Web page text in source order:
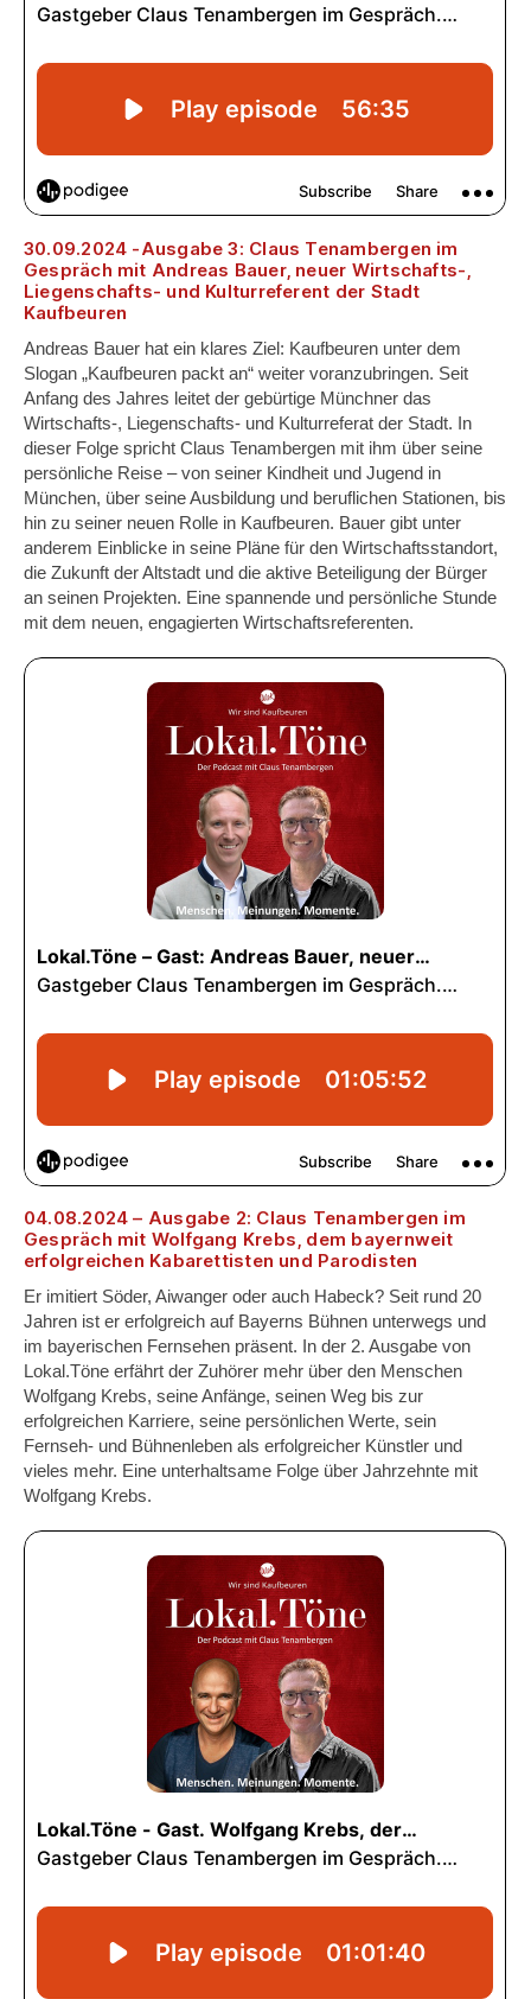
30.09.2024 -Ausgabe 3: Claus Tenambergen im
Gespräch mit Andreas Bauer, neuer Wirtschafts-,
Liegenschafts- und Kulturreferent der Stadt
Kaufbeuren
Andreas Bauer hat ein klares Ziel: Kaufbeuren unter dem
Slogan „Kaufbeuren packt an“ weiter voranzubringen. Seit
Anfang des Jahres leitet der gebürtige Münchner das
Wirtschafts-, Liegenschafts- und Kulturreferat der Stadt. In
dieser Folge spricht Claus Tenambergen mit ihm über seine
persönliche Reise – von seiner Kindheit und Jugend in
München, über seine Ausbildung und beruflichen Stationen, bis
hin zu seiner neuen Rolle in Kaufbeuren. Bauer gibt unter
anderem Einblicke in seine Pläne für den Wirtschaftsstandort,
die Zukunft der Altstadt und die aktive Beteiligung der Bürger
an seinen Projekten. Eine spannende und persönliche Stunde
mit dem neuen, engagierten Wirtschaftsreferenten.
04.08.2024 – Ausgabe 2: Claus Tenambergen im
Gespräch mit Wolfgang Krebs, dem bayernweit
erfolgreichen Kabarettisten und Parodisten
Er imitiert Söder, Aiwanger oder auch Habeck? Seit rund 20
Jahren ist er erfolgreich auf Bayerns Bühnen unterwegs und
im bayerischen Fernsehen präsent. In der 2. Ausgabe von
Lokal.Töne erfährt der Zuhörer mehr über den Menschen
Wolfgang Krebs, seine Anfänge, seinen Weg bis zur
erfolgreichen Karriere, seine persönlichen Werte, sein
Fernseh- und Bühnenleben als erfolgreicher Künstler und
vieles mehr. Eine unterhaltsame Folge über Jahrzehnte mit
Wolfgang Krebs.